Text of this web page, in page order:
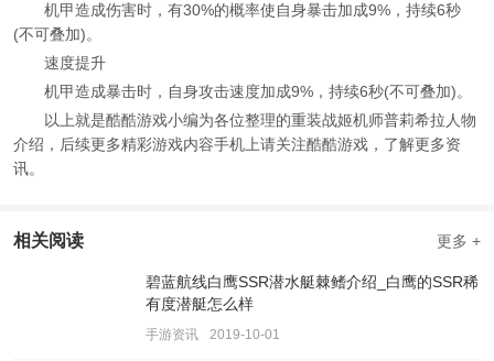
机甲造成伤害时，有30%的概率使自身暴击加成9%，持续6秒
(不可叠加)。
速度提升
机甲造成暴击时，自身攻击速度加成9%，持续6秒(不可叠加)。
以上就是酷酷游戏小编为各位整理的重装战姬机师普莉希拉人物
介绍，后续更多精彩游戏内容手机上请关注酷酷游戏，了解更多资
讯。
相关阅读 更多 +
碧蓝航线白鹰SSR潜水艇棘鳍介绍_白鹰的SSR稀
有度潜艇怎么样
手游资讯 2019-10-01